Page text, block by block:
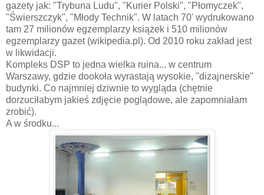
gazety jak: "Trybuna Ludu", "Kurier Polski", "Płomyczek",
"Świerszczyk", "Młody Technik". W latach 70' wydrukowano
tam 27 milionów egzemplarzy książek i 510 milionów
egzemplarzy gazet (wikipedia.pl). Od 2010 roku zakład jest
w likwidacji.
Kompleks DSP to jedna wielka ruina... w centrum
Warszawy, gdzie dookoła wyrastają wysokie, "dizajnerskie"
budynki. Co najmniej dziwnie to wygląda (chętnie
dorzuciłabym jakieś zdjęcie poglądowe, ale zapomniałam
zrobić).
A w środku...